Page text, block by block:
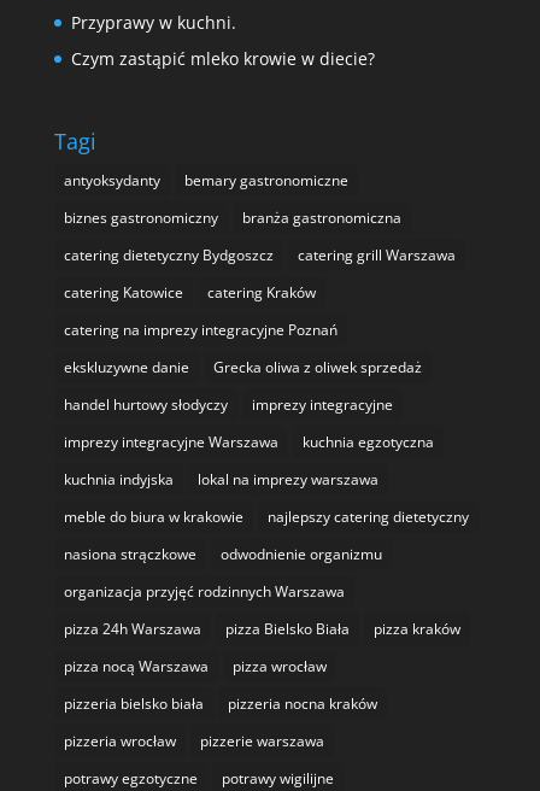
Przyprawy w kuchni.
Czym zastąpić mleko krowie w diecie?
Tagi
antyoksydanty
bemary gastronomiczne
biznes gastronomiczny
branża gastronomiczna
catering dietetyczny Bydgoszcz
catering grill Warszawa
catering Katowice
catering Kraków
catering na imprezy integracyjne Poznań
ekskluzywne danie
Grecka oliwa z oliwek sprzedaż
handel hurtowy słodyczy
imprezy integracyjne
imprezy integracyjne Warszawa
kuchnia egzotyczna
kuchnia indyjska
lokal na imprezy warszawa
meble do biura w krakowie
najlepszy catering dietetyczny
nasiona strączkowe
odwodnienie organizmu
organizacja przyjęć rodzinnych Warszawa
pizza 24h Warszawa
pizza Bielsko Biała
pizza kraków
pizza nocą Warszawa
pizza wrocław
pizzeria bielsko biała
pizzeria nocna kraków
pizzeria wrocław
pizzerie warszawa
potrawy egzotyczne
potrawy wigilijne